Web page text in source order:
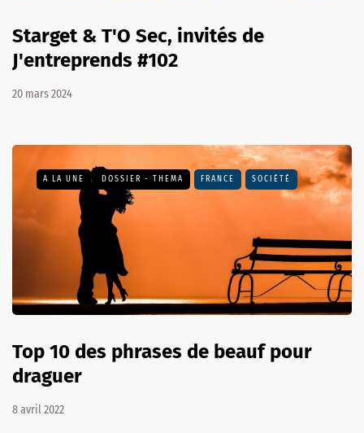
Starget & T'O Sec, invités de
J'entreprends #102
20 mars 2024
A LA UNE DOSSIER - THEMA FRANCE SOCIÉTÉ
Top 10 des phrases de beauf pour
draguer
8 avril 2022